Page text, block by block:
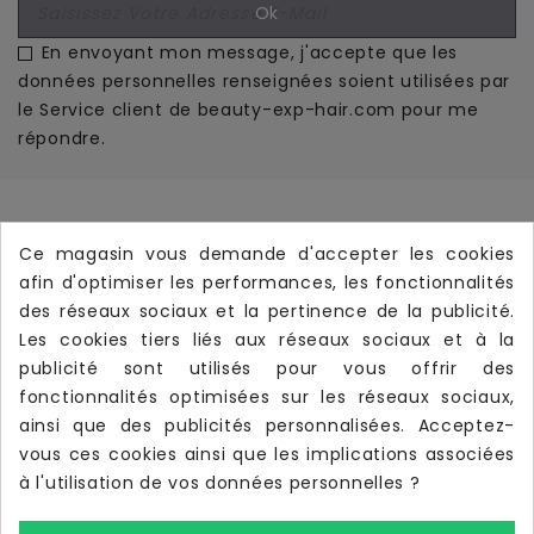
En envoyant mon message, j'accepte que les
données personnelles renseignées soient utilisées par
le Service client de beauty-exp-hair.com pour me
répondre.
Informations
Produits

Notre Société

Votre Compte

local_shipping Livraison Rapide
Livraison offerte dès 190 € d’achat TTC
Ce magasin vous demande d'accepter les cookies
afin d'optimiser les performances, les fonctionnalités
des réseaux sociaux et la pertinence de la publicité.
Les cookies tiers liés aux réseaux sociaux et à la
publicité sont utilisés pour vous offrir des
fonctionnalités optimisées sur les réseaux sociaux,
ainsi que des publicités personnalisées. Acceptez-
vous ces cookies ainsi que les implications associées
à l'utilisation de vos données personnelles ?